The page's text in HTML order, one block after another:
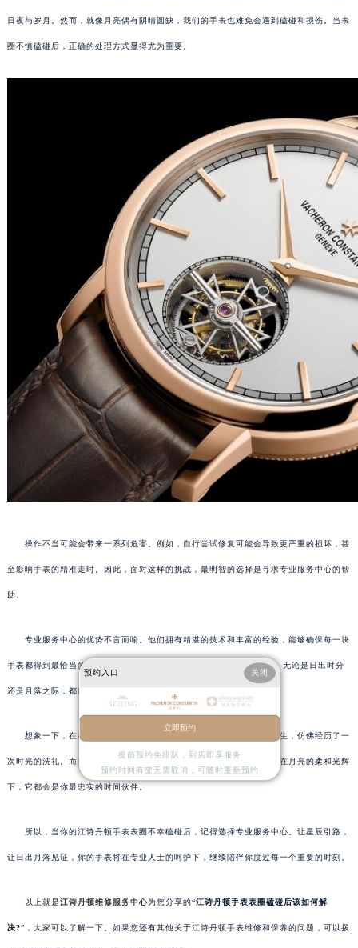
日夜与岁月。然而，就像月亮偶有阴晴圆缺，我们的手表也难免会遇到磕碰和损伤。当表
圈不慎磕碰后，正确的处理方式显得尤为重要。
操作不当可能会带来一系列危害。例如，自行尝试修复可能会导致更严重的损坏，甚
至影响手表的精准走时。因此，面对这样的挑战，最明智的选择是寻求专业服务中心的帮
助。
专业服务中心的优势不言而喻。他们拥有精湛的技术和丰富的经验，能够确保每一块
手表都得到最恰当的照顾。在这里，你的江诗丹顿将得到 检查和修复，无论是日出时分
还是月落之际，都能恢复其原有的光彩。
想象一下，在星光璀璨的夜晚，你的手表在专业技师的手中重获新生，仿佛经历了一
次时光的洗礼。而当你再次佩戴它，无论是在日出的温暖光芒中，还是在月亮的柔和光辉
下，它都会是你最忠实的时间伙伴。
所以，当你的江诗丹顿手表表圈不幸磕碰后，记得选择专业服务中心。让星辰引路，
让日出月落见证，你的手表将在专业人士的呵护下，继续陪伴你度过每一个重要的时刻。
以上就是江诗丹顿维修服务中心为您分享的“江诗丹顿手表表圈磕碰后该如何解
决?”，大家可以了解一下。如果您还有其他关于江诗丹顿手表维修和保养的问题，可以拨
预约入口 关闭
立即预约
提前预约免排队，到店即享服务
预约时间有变无需取消，可随时重新预约